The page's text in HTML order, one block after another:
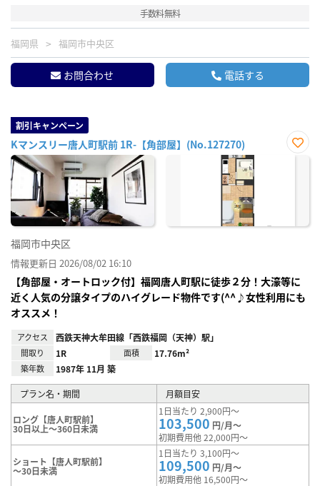
手数料無料
福岡県 福岡市中央区
お問合わせ 電話する
割引キャンペーン
Kマンスリー唐人町駅前 1R-【角部屋】(No.127270)
お気
福岡市中央区
情報更新日 2026/08/02 16:10
【角部屋・オートロック付】福岡唐人町駅に徒歩２分！大濠等に
近く人気の分譲タイプのハイグレード物件です(^^♪女性利用にも
オススメ！
アクセス 西鉄天神大牟田線「西鉄福岡（天神）駅」
間取り 1R 面積 17.76m²
築年数 1987年 11月 築
プラン名・期間 月額目安
ロング【唐人町駅前】
30日以上～360日未満
1日当たり 2,900円～
103,500 円/月～
初期費用他 22,000円～
ショート【唐人町駅前】
～30日未満
1日当たり 3,100円～
109,500 円/月～
初期費用他 16,500円～